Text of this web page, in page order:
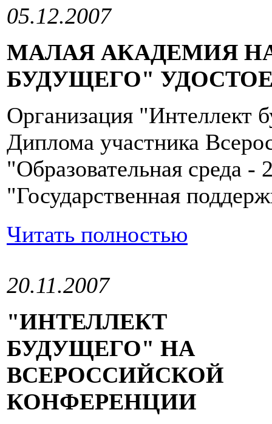
05.12.2007
МАЛАЯ АКАДЕМИЯ
БУДУЩЕГО"
Организация "Интеллект
Диплома участника
"Образовательная среда
"Государственная
Читать полностью
20.11.2007
"ИНТЕЛЛЕКТ
БУДУЩЕГО" НА
ВСЕРОССИЙСКОЙ
КОНФЕРЕНЦИИ